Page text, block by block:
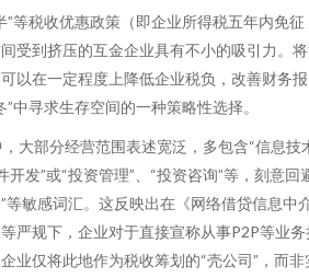
等税收优惠政策（即企业所得税五年内免征
受到挤压的互金企业具有不小的吸引力。
以在一定程度上降低企业税负，改善财务报
中寻求生存空间的一种策略性选择。
大部分经营范围表述宽泛，多包含“信息技
开发”或“投资管理”、“投资咨询”等，刻意回
等敏感词汇。这反映出在《网络借贷信息中
严规下，企业对于直接宣称从事P2P等业务
业仅将此地作为税收筹划的“壳公司”，而非